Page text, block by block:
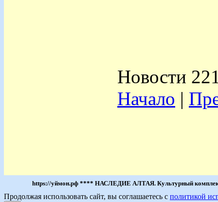
Новости
Начало |
https://уймон.рф **** НАСЛЕДИЕ АЛТАЯ. Культурный комплекс
Продолжая использовать сайт, вы соглашаетесь с политикой